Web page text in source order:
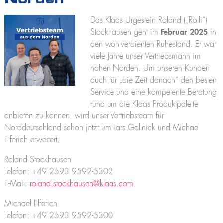
Anhängerkrane
K280
K300 E
K350 E
K400
Bauaufzüge
Toplight 21 Bau
HV 26/6 KA
Unterweisung für Kranfahrer - Ascheberg
Unterweisung für Kranfahrer - Niederlassungen
Jobs und Karriere
Stellenangebote
Ausbildung
Praktikum
Das Klaas Urgestein Roland („Rolli“)
Stockhausen geht im Februar 2025in
den wohlverdienten Ruhestand. Er war
viele Jahre unser Vertriebsmann im
hohen Norden. Um unseren Kunden
auch für „die Zeit danach“ den besten
Service und eine kompetente Beratung
rund um die Klaas Produktpalette
anbieten zu können, wird unser Vertriebsteam für
Norddeutschland schon jetzt um Lars Gollnick und Michael
Elferich erweitert.
Roland Stockhausen
Telefon: +49 2593 9592-5302
E-Mail: roland.stockhausen@klaas.com
Michael Elferich
Telefon: +49 2593 9592-5300